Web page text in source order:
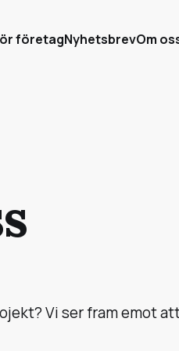
företagNyhetsbrevOm
Vi ser fram emot